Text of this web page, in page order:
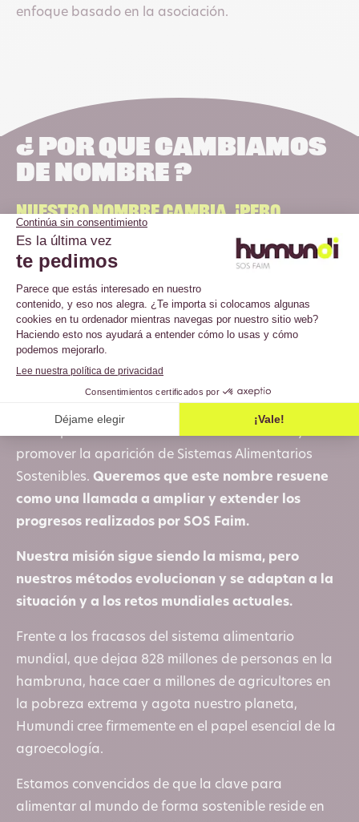
enfoque basado en la asociación.
¿ Por qué cambiamos
de nombre ?
Nuestro Nombre Cambia, ¡pero
Nuestra Lucha Sigue Siendo La Misma
!
SOS Faim se convierte en Humundi, un nombre que
encarna una nueva forma de pensar sobre la
cuestión del hambre:para alimentar al mundo, es
esencial cuidar de las personas y del planeta, y
esto está ocurriendo hoy en día.
promover la aparición de Sistemas Alimentarios
Sostenibles. Queremos que este nombre resuene
como una llamada a ampliar y extender los
progresos realizados por SOS Faim.
Nuestra misión sigue siendo la misma, pero
nuestros métodos evolucionan y se adaptan a la
situación y a los retos mundiales actuales.
Frente a los fracasos del sistema alimentario
mundial, que dejaa 828 millones de personas en la
hambruna, hace caer a millones de agricultores en
la pobreza extrema y agota nuestro planeta,
Humundi cree firmemente en el papel esencial de la
agroecología.
Estamos convencidos de que la clave para
alimentar al mundo de forma sostenible reside en